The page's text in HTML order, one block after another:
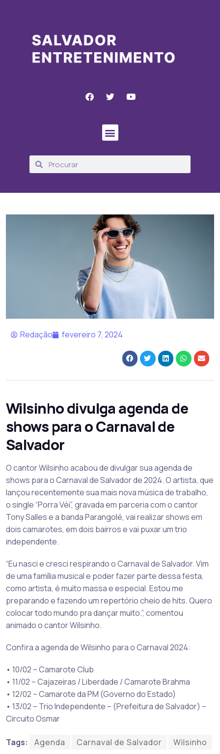
Redação fevereiro 7, 2024
Wilsinho divulga agenda de
shows para o Carnaval de
Salvador
O cantor Wilsinho acabou de divulgar sua agenda de
shows para o Carnaval de Salvador de 2024. O artista, que
lançou recentemente sua mais nova música de trabalho,
o single “Porra Véi”, gravada em parceria com o cantor
Tony Salles e a banda Parangolé, vai realizar shows em
dois camarotes, em dois bairros e vai puxar um trio
independente.
“Eu nasci e cresci respirando o Carnaval de Salvador. Vim
de uma família musical e poder fazer parte dessa festa,
como artista, é muito massa e especial. Estou me
preparando e fazendo um repertório cheio de hits. Quero
colocar todo mundo pra dançar muito.”, comentou
animado o cantor Wilsinho.
Confira a agenda de Wilsinho para o Carnaval 2024:
• 10/02 – Camarote Club
• 11/02 – Cajazeiras / Liberdade / Camarote Brahma
• 12/02 – Camarote da PM (Governo do Estado)
• 13/02 – Trio Independente – (Prefeitura de Salvador) –
Circuito Osmar
Tags: Agenda Carnaval de Salvador Wilsinho